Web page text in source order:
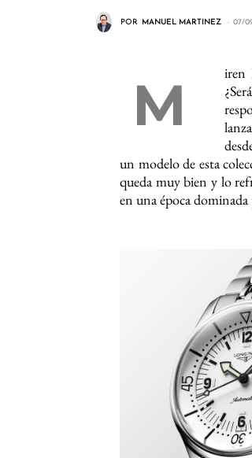
POR MANUEL MARTINEZ 07/
M iren
un modelo de esta
queda muy bien y lo
en una época